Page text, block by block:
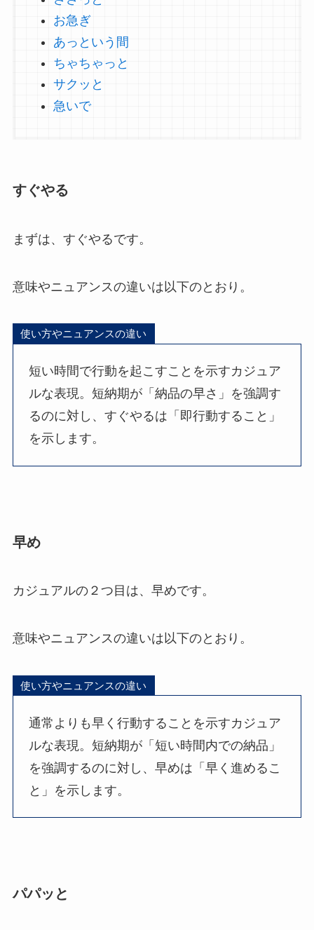
お急ぎ
あっという間
ちゃちゃっと
サクッと
急いで
すぐやる
まずは、すぐやるです。
意味やニュアンスの違いは以下のとおり。
使い方やニュアンスの違い
短い時間で行動を起こすことを示すカジュア
ルな表現。短納期が「納品の早さ」を強調す
るのに対し、すぐやるは「即行動すること」
を示します。
早め
カジュアルの２つ目は、早めです。
意味やニュアンスの違いは以下のとおり。
使い方やニュアンスの違い
通常よりも早く行動することを示すカジュア
ルな表現。短納期が「短い時間内での納品」
を強調するのに対し、早めは「早く進めるこ
と」を示します。
パパッと